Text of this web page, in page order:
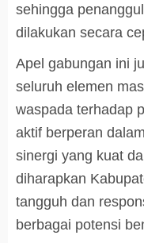
sehingga
dilakukan secara
Apel gabungan ini
seluruh elemen
waspada terhadap
aktif berperan
sinergi yang kuat
diharapkan
tangguh dan
berbagai potensi